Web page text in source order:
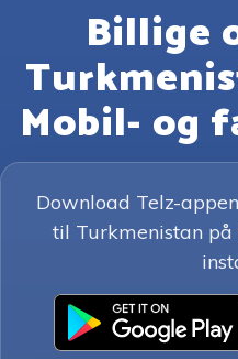
Billige
Mobil- og
Download Telz-
til Turkmenistan